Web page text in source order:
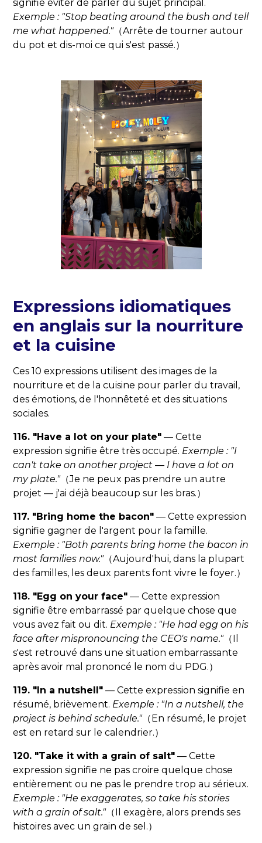
signifie éviter de parler du sujet principal.
Exemple : "Stop beating around the bush and tell
me what happened."（Arrête de tourner autour
du pot et dis-moi ce qui s'est passé.）
Expressions idiomatiques
en anglais sur la nourriture
et la cuisine
Ces 10 expressions utilisent des images de la
nourriture et de la cuisine pour parler du travail,
des émotions, de l'honnêteté et des situations
sociales.
116. "Have a lot on your plate" — Cette
expression signifie être très occupé. Exemple : "I
can't take on another project — I have a lot on
my plate."（Je ne peux pas prendre un autre
projet — j'ai déjà beaucoup sur les bras.）
117. "Bring home the bacon" — Cette expression
signifie gagner de l'argent pour la famille.
Exemple : "Both parents bring home the bacon in
most families now."（Aujourd'hui, dans la plupart
des familles, les deux parents font vivre le foyer.）
118. "Egg on your face" — Cette expression
signifie être embarrassé par quelque chose que
vous avez fait ou dit. Exemple : "He had egg on his
face after mispronouncing the CEO's name."（Il
s'est retrouvé dans une situation embarrassante
après avoir mal prononcé le nom du PDG.）
119. "In a nutshell" — Cette expression signifie en
résumé, brièvement. Exemple : "In a nutshell, the
project is behind schedule."（En résumé, le projet
est en retard sur le calendrier.）
120. "Take it with a grain of salt" — Cette
expression signifie ne pas croire quelque chose
entièrement ou ne pas le prendre trop au sérieux.
Exemple : "He exaggerates, so take his stories
with a grain of salt."（Il exagère, alors prends ses
histoires avec un grain de sel.）